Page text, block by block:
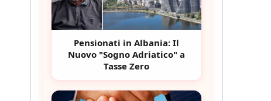
Pensionati in Albania: Il
Nuovo "Sogno Adriatico" a
Tasse Zero